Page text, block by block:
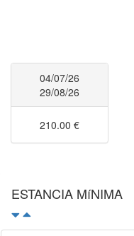
04/07/26
29/08/26
210.00 €
ESTANCIA MíNIMA